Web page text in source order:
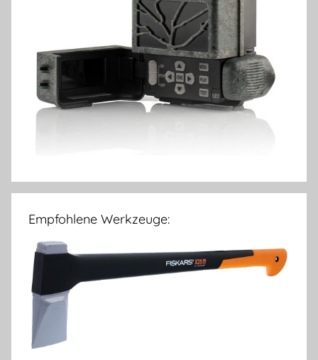
Empfohlene Werkzeuge: